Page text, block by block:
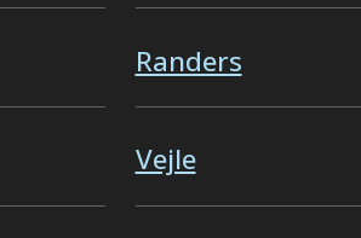
Randers
Vejle